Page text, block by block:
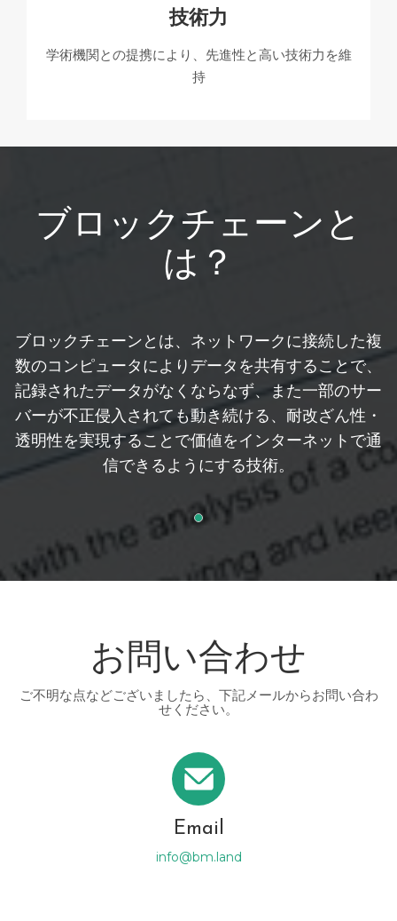
技術力
学術機関との提携により、先進性と高い技術力を維
持
ブロックチェーンと
は？
ブロックチェーンとは、ネットワークに接続した複
数のコンピュータによりデータを共有することで、
記録されたデータがなくならなず、また一部のサー
バーが不正侵入されても動き続ける、耐改ざん性・
透明性を実現することで価値をインターネットで通
信できるようにする技術。
お問い合わせ
ご不明な点などございましたら、下記メールからお問い合わ
せください。
Email
info@bm.land